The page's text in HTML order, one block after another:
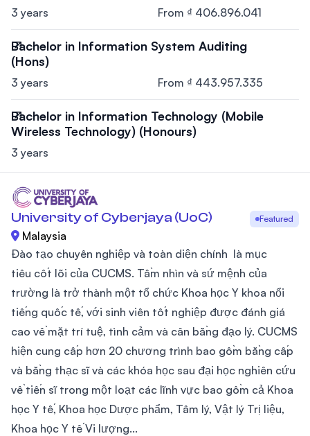
3 years From ₫ 406.896.041
Bachelor in Information System Auditing
(Hons)
3 years From ₫ 443.957.335
Bachelor in Information Technology (Mobile
Wireless Technology) (Honours)
3 years
University of Cyberjaya (UoC) Featured
Malaysia
Đào tạo chuyên nghiệp và toàn diện chính là mục
tiêu cốt lõi của CUCMS. Tầm nhìn và sứ mệnh của
trường là trở thành một tổ chức Khoa học Y khoa nổi
tiếng quốc tế, với sinh viên tốt nghiệp được đánh giá
cao về mặt trí tuệ, tình cảm và cân bằng đạo lý. CUCMS
hiện cung cấp hơn 20 chương trình bao gồm bằng cấp
và bằng thạc sĩ và các khóa học sau đại học nghiên cứu
về tiến sĩ trong một loạt các lĩnh vực bao gồm cả Khoa
học Y tế, Khoa học Dược phẩm, Tâm lý, Vật lý Trị liệu,
Khoa học Y tế Vi lượng...